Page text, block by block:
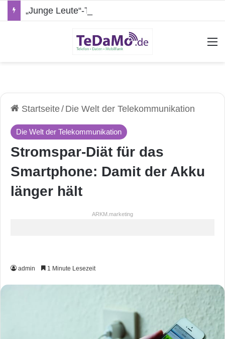
Startseite/ Die Welt der Telekommunikation
Die Welt der Telekommunikation
Stromspar-Diät für das
Smartphone: Damit der Akku
länger hält
ARKM.marketing
admin 1 Minute Lesezeit